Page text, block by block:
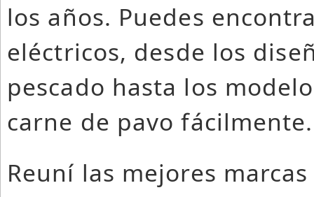
los años. Puedes
eléctricos, desde los
pescado hasta los
carne de pavo fácilmente.
Reuní las mejores